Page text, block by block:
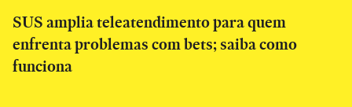
SUS amplia teleatendimento para quem
enfrenta problemas com bets; saiba como
funciona